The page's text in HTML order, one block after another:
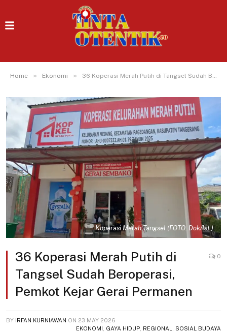
Home » Ekonomi » 36 Koperasi Merah Putih di Tangsel Sudah Beroperasi, Pemkot Kejar Gerai Permanen
Koperasi Merah Tangsel (FOTO: Dok/Ist.)
36 Koperasi Merah Putih di
Tangsel Sudah Beroperasi,
Pemkot Kejar Gerai Permanen
0
BY IRFAN KURNIAWAN ON 23 MAY 2026
EKONOMI
GAYA HIDUP REGIONAL SOSIAL BUDAYA